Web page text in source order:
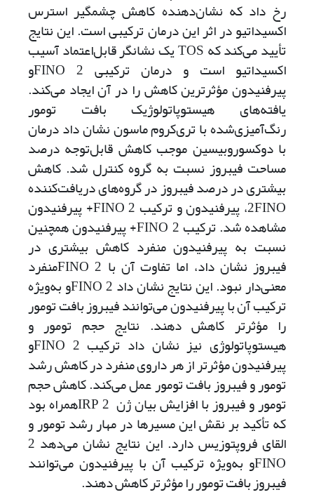
رخ داد که نشان‌دهنده کاهش چشمگیر استرس
اکسیداتیو در اثر این درمان ترکیبی است. این نتایج
تأیید می‌کند که TOS یک نشانگر قابل‌اعتماد آسیب
اکسیداتیو است و درمان ترکیبی 2 ‌FINOو
پیرفنیدون مؤثرترین کاهش را در آن ایجاد می‌کند.
یافته‌های هیستوپاتولوژیک بافت تومور
رنگ‌آمیزی‌شده با تری‌کروم ماسون نشان داد درمان
با دوکسوروبیسین موجب کاهش قابل‌توجه درصد
مساحت فیبروز نسبت به گروه کنترل شد. کاهش
بیشتری در درصد فیبروز در گروه‌های دریافت‌کننده
2‌‌FINO، پیرفنیدون و ترکیب 2 ‌FINO+ پیرفنیدون
مشاهده شد‌. ترکیب 2 ‌FINO+ پیرفنیدون همچنین
نسبت به پیرفنیدون منفرد کاهش بیشتری در
فیبروز نشان داد، اما تفاوت آن با 2 ‌FINOمنفرد
معنی‌دار نبود. این نتایج نشان داد 2 ‌FINOو به‌ویژه
ترکیب آن با پیرفنیدون می‌توانند فیبروز بافت تومور
را مؤثرتر کاهش دهند. نتایج حجم تومور و
هیستوپاتولوژی نیز نشان داد ترکیب 2 ‌FINOو
پیرفنیدون مؤثرتر از هر داروی منفرد در کاهش رشد
تومور و فیبروز بافت تومور عمل می‌کند. کاهش حجم
تومور و فیبروز با افزایش بیان ژن 2 IRPهمراه بود
که تأکید بر نقش این مسیرها در مهار رشد تومور و
القای فروپتوزیس دارد. این نتایج نشان می‌دهد 2
‌FINOو به‌ویژه ترکیب آن با پیرفنیدون می‌توانند
فیبروز بافت تومور را مؤثرتر کاهش دهند.